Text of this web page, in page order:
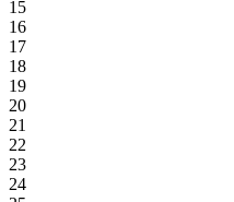
15
16
17
18
19
20
21
22
23
24